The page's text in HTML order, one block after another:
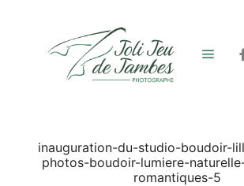
inauguration-du-studio-boudoir-
photos-boudoir-lumiere-
romantiques-5